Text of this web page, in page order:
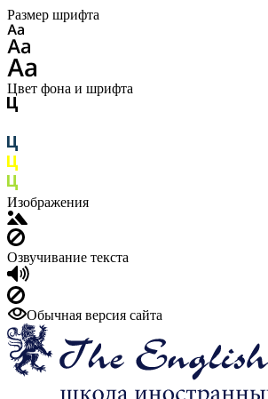
Размер шрифта
Цвет фона и шрифта
Изображения
Озвучивание текста
Обычная версия сайта